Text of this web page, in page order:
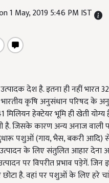
1 May, 2019 5:46 PM IST
देश है. इतना ही नहीं
कृषि अनुसंधान परिषद के
मिलियन हेक्टेयर भूमि ही खेती
है. जिसके कारण अन्य अनाज
पशुओं (गाय, भैस, बकरी आदि) से
के लिए संतुलित आहार देना
पर विपरीत प्रभाव पड़ेगें.
है. वहां पर पशुओं के लिए हरे